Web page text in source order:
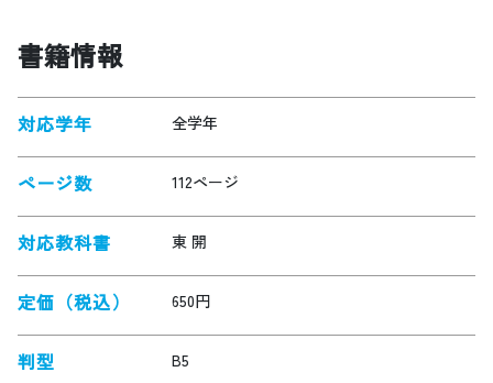
書籍情報
対応学年 全学年
ページ数 112ページ
対応教科書 東 開
定価（税込） 650円
判型 B5